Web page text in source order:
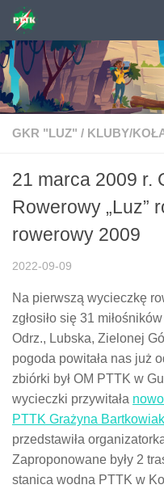
Skip to content
GKR "LUZ" / KLUBY/
21 marca 2009 r.
Rowerowy „Luz”
rowerowy 2009
2022-09-09
Na pierwszą wycieczkę
zgłosiło się 31
Odrz., Lubska, Zielonej
pogoda powitała nas już
zbiórki był OM PTTK w
wycieczki przywitała
PTTK Grażyna Bartkowiak
przedstawiła
Zaproponowane były 2
stanica wodna PTTK w